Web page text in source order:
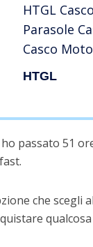
HTGL
Parasole
Casco
DOT/ECE
HTGL
passato 51
che